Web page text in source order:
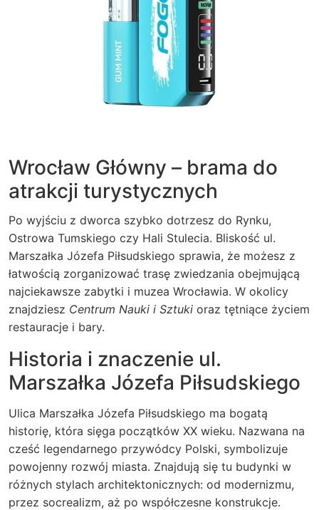
Wrocław Główny – brama do
atrakcji turystycznych
Po wyjściu z dworca szybko dotrzesz do Rynku,
Ostrowa Tumskiego czy Hali Stulecia. Bliskość ul.
Marszałka Józefa Piłsudskiego sprawia, że możesz z
łatwością zorganizować trasę zwiedzania obejmującą
najciekawsze zabytki i muzea Wrocławia. W okolicy
znajdziesz Centrum Nauki i Sztuki oraz tętniące życiem
restauracje i bary.
Historia i znaczenie ul.
Marszałka Józefa Piłsudskiego
Ulica Marszałka Józefa Piłsudskiego ma bogatą
historię, która sięga początków XX wieku. Nazwana na
cześć legendarnego przywódcy Polski, symbolizuje
powojenny rozwój miasta. Znajdują się tu budynki w
różnych stylach architektonicznych: od modernizmu,
przez socrealizm, aż po współczesne konstrukcje.